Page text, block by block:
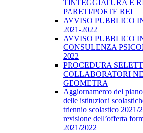
TINTEGGIATURA E
PARETI/PORTE REI
AVVISO PUBBLICO
2021-2022
AVVISO PUBBLICO
CONSULENZA
2022
PROCEDURA
COLLABORATORI
GEOMETRA
Aggiornamento del
delle istituzioni
triennio scolastico 2021/
revisione dell’offerta
2021/2022